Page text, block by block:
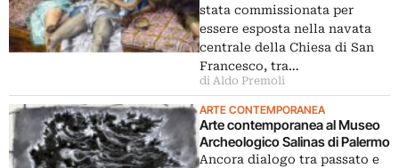
stata commissionata per
essere esposta nella navata
centrale della Chiesa di San
Francesco, tra…
di Aldo Premoli
ARTE CONTEMPORANEA
Arte contemporanea al Museo
Archeologico Salinas di Palermo
Ancora dialogo tra passato e